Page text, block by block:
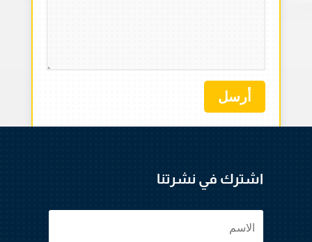
أرسل
اشترك في نشرتنا